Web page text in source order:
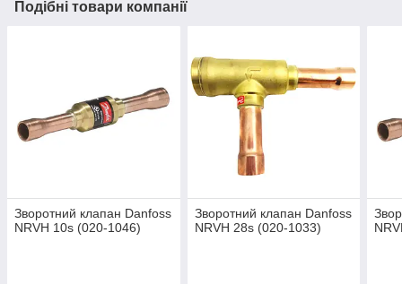
Подібні товари компанії
Зворотний клапан Danfoss
NRVH 10s (020-1046)
Зворотний клапан Danfoss
NRVH 28s (020-1033)